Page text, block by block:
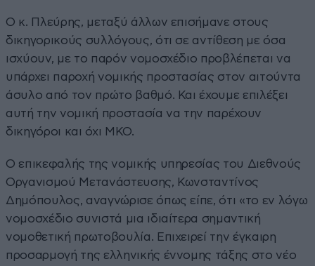
Ο κ. Πλεύρης, μεταξύ άλλων επισήμανε στους
δικηγορικούς συλλόγους, ότι σε αντίθεση με όσα
ισχύουν, με το παρόν νομοσχέδιο προβλέπεται να
υπάρχει παροχή νομικής προστασίας στον αιτούντα
άσυλο από τον πρώτο βαθμό. Και έχουμε επιλέξει
αυτή την νομική προστασία να την παρέχουν
δικηγόροι και όχι ΜΚΟ.
Ο επικεφαλής της νομικής υπηρεσίας του Διεθνούς
Οργανισμού Μετανάστευσης, Κωνσταντίνος
Δημόπουλος, αναγνώρισε όπως είπε, ότι «το εν λόγω
νομοσχέδιο συνιστά μια ιδιαίτερα σημαντική
νομοθετική πρωτοβουλία. Επιχειρεί την έγκαιρη
προσαρμογή της ελληνικής έννομης τάξης στο νέο